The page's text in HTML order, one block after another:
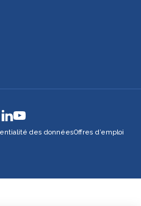
des donnéesOffres d’emploi